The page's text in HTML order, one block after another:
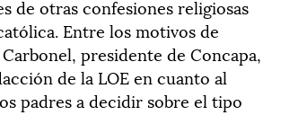
de otras confesiones religiosas
Entre los motivos de
presidente de Concapa,
de la LOE en cuanto al
padres a decidir sobre el tipo